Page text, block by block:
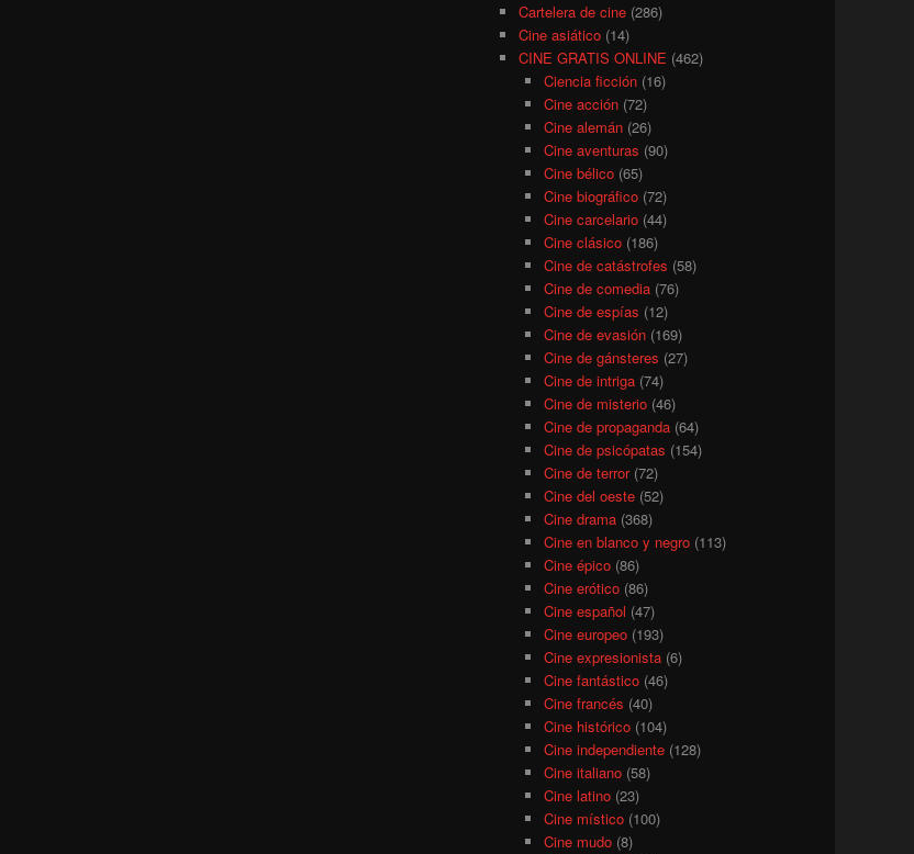
Cartelera de cine (286)
Cine asiático (14)
CINE GRATIS ONLINE (462)
Ciencia ficción(16)
Cine acción(72)
Cine alemán(26)
Cine aventuras (90)
Cine bélico(65)
Cine biográfico(72)
Cine carcelario(44)
Cine clásico(186)
Cine de catástrofes (58)
Cine de comedia(76)
Cine de espías (12)
Cine de evasión(169)
Cine de gánsteres (27)
Cine de intriga(74)
Cine de misterio(46)
Cine de propaganda(64)
Cine de psicópatas (154)
Cine de terror(72)
Cine del oeste(52)
Cine drama(368)
Cine en blanco y negro(113)
Cine épico(86)
Cine erótico(86)
Cine español (47)
Cine europeo(193)
Cine expresionista(6)
Cine fantástico(46)
Cine francés (40)
Cine histórico(104)
Cine independiente(128)
Cine italiano(58)
Cine latino(23)
Cine místico(100)
Cine mudo(8)